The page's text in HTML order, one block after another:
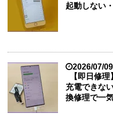
起動しない
2026/07/09
【即日修
充電できな
換修理で一